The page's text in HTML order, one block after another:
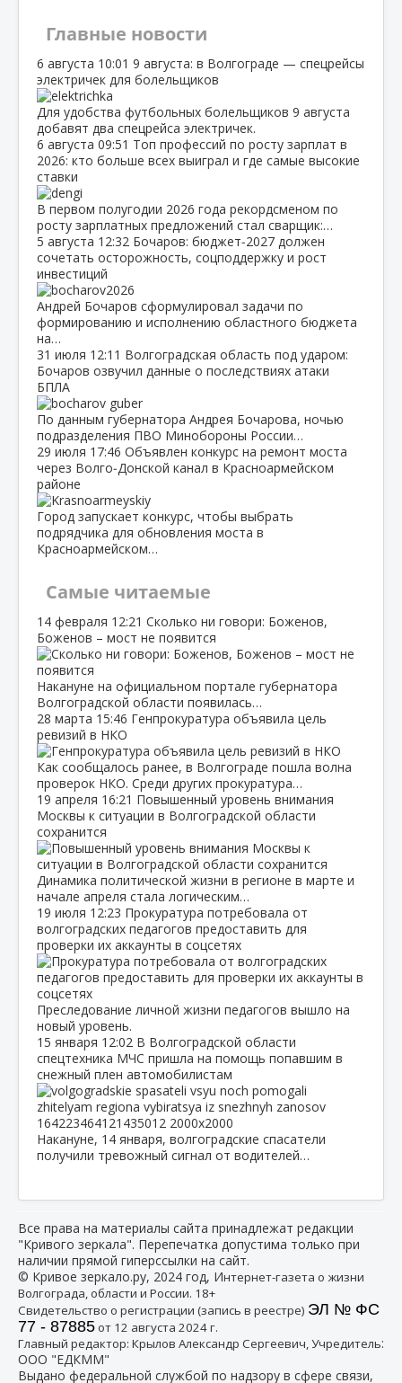
Главные новости
6 августа 10:01 9 августа: в Волгограде — спецрейсы
электричек для болельщиков
Для удобства футбольных болельщиков 9 августа
добавят два спецрейса электричек.
6 августа 09:51 Топ профессий по росту зарплат в
2026: кто больше всех выиграл и где самые высокие
ставки
В первом полугодии 2026 года рекордсменом по
росту зарплатных предложений стал сварщик:…
5 августа 12:32 Бочаров: бюджет‑2027 должен
сочетать осторожность, соцподдержку и рост
инвестиций
Андрей Бочаров сформулировал задачи по
формированию и исполнению областного бюджета
на…
31 июля 12:11 Волгоградская область под ударом:
Бочаров озвучил данные о последствиях атаки
БПЛА
По данным губернатора Андрея Бочарова, ночью
подразделения ПВО Минобороны России…
29 июля 17:46 Объявлен конкурс на ремонт моста
через Волго‑Донской канал в Красноармейском
районе
Город запускает конкурс, чтобы выбрать
подрядчика для обновления моста в
Красноармейском…
Самые читаемые
14 февраля 12:21 Сколько ни говори: Боженов,
Боженов – мост не появится
Накануне на официальном портале губернатора
Волгоградской области появилась…
28 марта 15:46 Генпрокуратура объявила цель
ревизий в НКО
Как сообщалось ранее, в Волгограде пошла волна
проверок НКО. Среди других прокуратура…
19 апреля 16:21 Повышенный уровень внимания
Москвы к ситуации в Волгоградской области
сохранится
Динамика политической жизни в регионе в марте и
начале апреля стала логическим…
19 июля 12:23 Прокуратура потребовала от
волгоградских педагогов предоставить для
проверки их аккаунты в соцсетях
Преследование личной жизни педагогов вышло на
новый уровень.
15 января 12:02 В Волгоградской области
спецтехника МЧС пришла на помощь попавшим в
снежный плен автомобилистам
Накануне, 14 января, волгоградские спасатели
получили тревожный сигнал от водителей…
Все права на материалы сайта принадлежат редакции
"Кривого зеркала". Перепечатка допустима только при
наличии прямой гиперссылки на сайт.
© Кривое зеркало.ру, 2024 год, Интернет-газета о жизни
Волгограда, области и России. 18+
Свидетельство о регистрации (запись в реестре) ЭЛ № ФС
77 - 87885от 12 августа 2024 г.
Главный редактор: Крылов Александр Сергеевич, Учредитель:
ООО "ЕДКММ"
Выдано федеральной службой по надзору в сфере связи,